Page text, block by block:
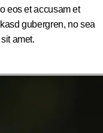
eos et accusam et
gubergren, no sea
amet.